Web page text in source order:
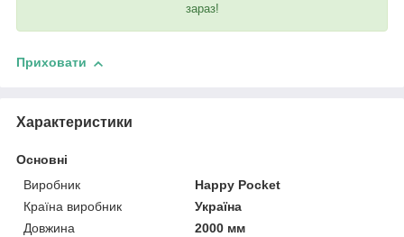
зараз!
Приховати
Характеристики
Основні
Виробник
Happy Pocket
Країна виробник
Україна
Довжина
2000 мм